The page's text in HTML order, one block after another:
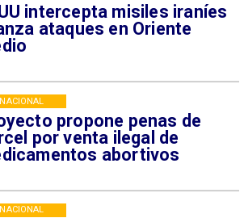
intercepta misiles iraníes
ataques en Oriente
propone penas de
por venta ilegal de
abortivos
NACIONAL
NACIONAL